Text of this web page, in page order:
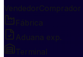
VendedorComprador
Fábrica
Aduana exp.
Terminal